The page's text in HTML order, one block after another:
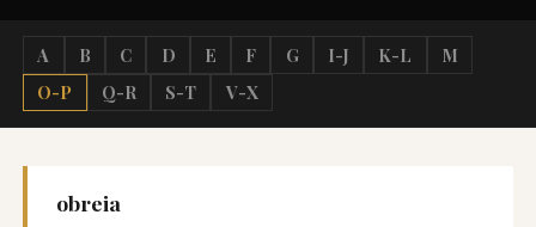
A B C D E F G I-J K-L
M
O-P
Q-R S-T V-X
obreia